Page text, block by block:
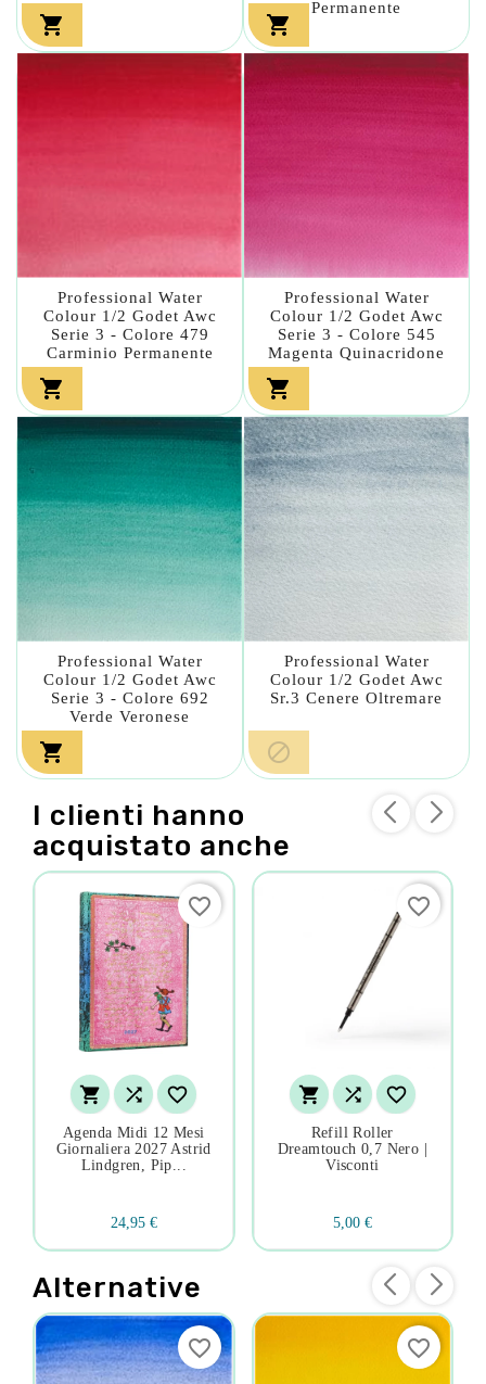

Permanente

Professional Water
Colour 1/2 Godet Awc
Serie 3 - Colore 479
Carminio Permanente

Professional Water
Colour 1/2 Godet Awc
Serie 3 - Colore 545
Magenta Quinacridone

Professional Water
Colour 1/2 Godet Awc
Serie 3 - Colore 692
Verde Veronese

Professional Water
Colour 1/2 Godet Awc
Sr.3 Cenere Oltremare

I clienti hanno
acquistato anche
  
Agenda Midi 12 Mesi
Giornaliera 2027 Astrid
Lindgren, Pip...
24,95 €
favorite_border
  
Refill Roller
Dreamtouch 0,7 Nero |
Visconti
5,00 €
favorite_border
Alternative
favorite_border favorite_border